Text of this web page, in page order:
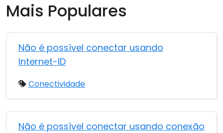
Mais Populares
Não é possível conectar usando
Internet-ID
Conectividade
Não é possível conectar usando conexão
Nuvem e Local